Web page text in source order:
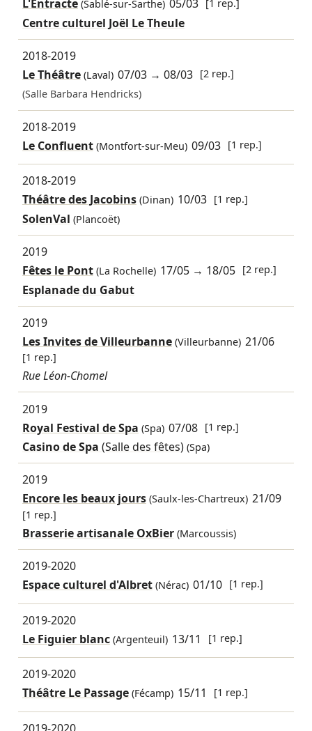
L'Entracte(Sablé-sur-Sarthe) 05/03 [1 rep.]
Centre culturel Joël Le Theule
2018-2019
Le Théâtre(Laval) 07/03 →08/03 [2 rep.]
(Salle Barbara Hendricks)
2018-2019
Le Confluent(Montfort-sur-Meu) 09/03 [1 rep.]
2018-2019
Théâtre des Jacobins(Dinan) 10/03 [1 rep.]
SolenVal (Plancoët)
2019
Fêtes le Pont(La Rochelle) 17/05 → 18/05 [2 rep.]
Esplanade du Gabut
2019
Les Invites de Villeurbanne(Villeurbanne) 21/06
[1 rep.]
Rue Léon-Chomel
2019
Royal Festival de Spa (Spa) 07/08 [1 rep.]
Casino de Spa (Salle des fêtes) (Spa)
2019
Encore les beaux jours(Saulx-les-Chartreux) 21/09
[1 rep.]
Brasserie artisanale OxBier (Marcoussis)
2019-2020
Espace culturel d'Albret(Nérac) 01/10 [1 rep.]
2019-2020
Le Figuier blanc(Argenteuil) 13/11 [1 rep.]
2019-2020
Théâtre Le Passage(Fécamp) 15/11 [1 rep.]